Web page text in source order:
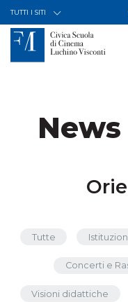
Skip to Content
TUTTI I SITI
Tutte
Concerti e
Visioni didattiche